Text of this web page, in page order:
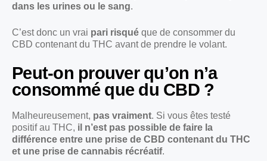
dans les urines ou le sang.
C’est donc un vrai pari risqué que de consommer du
CBD contenant du THC avant de prendre le volant.
Peut-on prouver qu’on n’a
consommé que du CBD ?
Malheureusement, pas vraiment. Si vous êtes testé
positif au THC, il n’est pas possible de faire la
différence entre une prise de CBD contenant du THC
et une prise de cannabis récréatif.